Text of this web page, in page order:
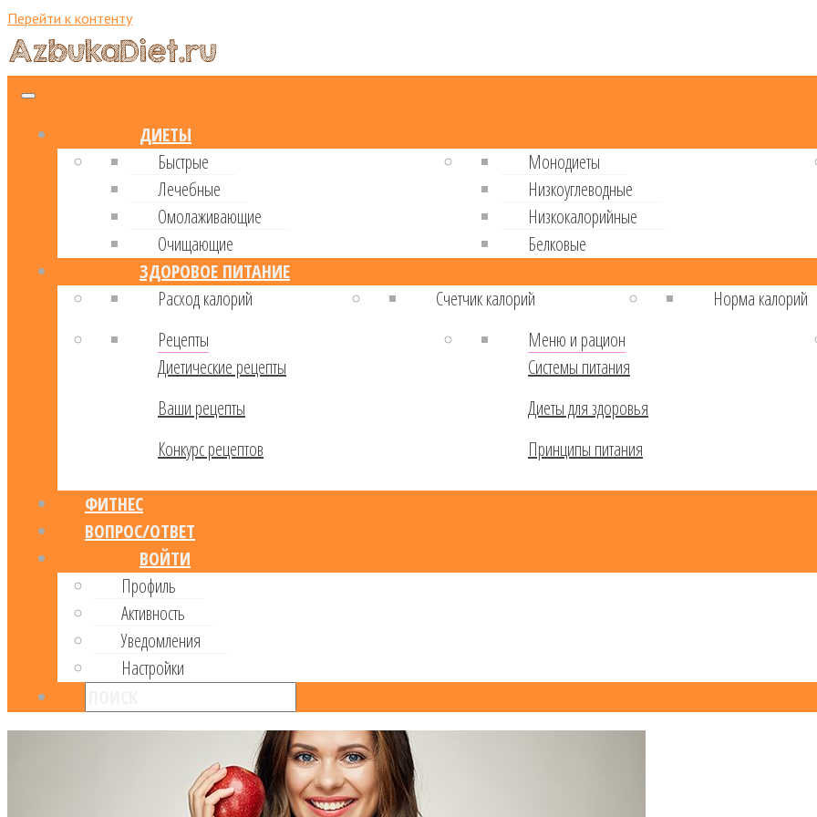
Перейти к контенту
ДИЕТЫ
Быстрые
Лечебные
Омолаживающие
Очищающие
Монодиеты
Низкоуглеводные
Низкокалорийные
Белковые
ЗДОРОВОЕ ПИТАНИЕ
Расход калорий
Cчетчик калорий Норма калорий
Рецепты
Диетические рецепты
Ваши рецепты
Конкурс рецептов
Меню и рацион
Системы питания
Диеты для здоровья
Принципы питания
ФИТНЕС
ВОПРОС/ОТВЕТ
ВОЙТИ
Профиль
Активность
Уведомления
Настройки